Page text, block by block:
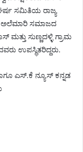
ಸಮಿತಿಯ ರಾಜ್ಯ
ಅಲೆಮಾರಿ ಸಮಾಜದ
ಮತ್ತು ಸುಣ್ಣದಳ್ಳಿ ಗ್ರಾಮ
ಉಪಸ್ಥಿತರಿದ್ದರು.
ಎಸ್.ಕೆ ನ್ಯೂಸ್ ಕನ್ನಡ